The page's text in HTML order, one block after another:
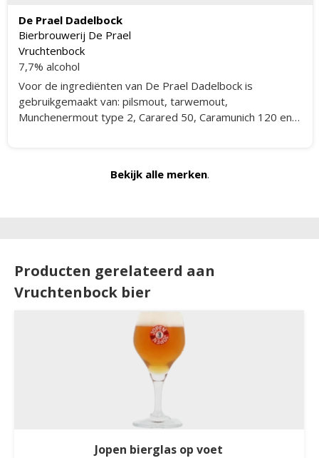
De Prael Dadelbock
Bierbrouwerij De Prael
Vruchtenbock
7,7% alcohol
Voor de ingrediënten van De Prael Dadelbock is
gebruikgemaakt van: pilsmout, tarwemout,
Munchenermout type 2, Carared 50, Caramunich 120 en
Bekijk alle merken.
Producten gerelateerd aan
Vruchtenbock bier
Jopen bierglas op voet